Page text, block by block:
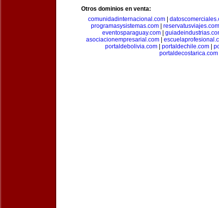
Otros dominios en venta:
comunidadinternacional.com
programasysistemas.com
reservatusviajes.com
eventosparaguay.com
asociacionempresarial.com|
portaldebolivia.com| portaldechile.com|
portaldecostarica.com